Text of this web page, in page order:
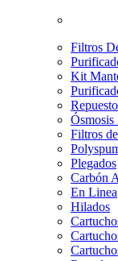
Filtros
Kit
Ósmosis
Filtros
Plegados
Carbón
En Linea
Hilados